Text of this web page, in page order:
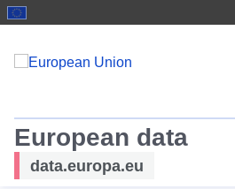
European data
data.europa.eu